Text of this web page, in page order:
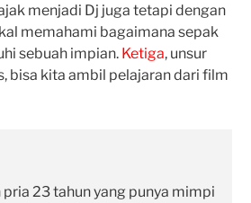
menjadi Dj juga tetapi dengan
memahami bagaimana sepak
sebuah impian. Ketiga, unsur
bisa kita ambil pelajaran dari film
23 tahun yang punya mimpi